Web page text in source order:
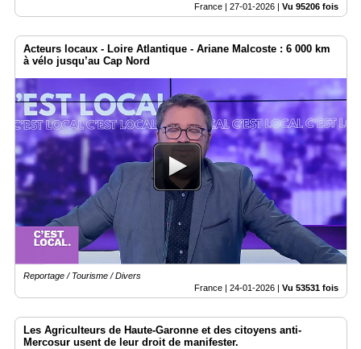
France | 27-01-2026 | Vu 95206 fois
Acteurs locaux - Loire Atlantique - Ariane Malcoste : 6 000 km
à vélo jusqu’au Cap Nord
Reportage / Tourisme / Divers
France | 24-01-2026 | Vu 53531 fois
Les Agriculteurs de Haute-Garonne et des citoyens anti-
Mercosur usent de leur droit de manifester.